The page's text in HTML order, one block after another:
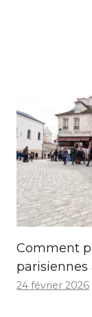
Comment
parisiennes
24 février 2026